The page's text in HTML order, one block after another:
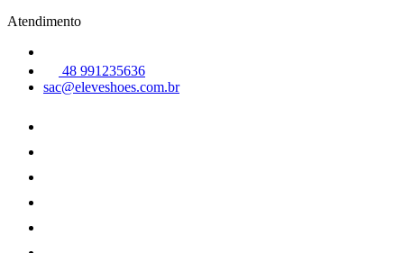
Atendimento
48 991235636
sac@eleveshoes.com.br